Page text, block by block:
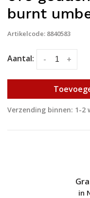
burnt
Artikelcode: 8840583
Aantal: +
-
Verzending binnen: 1-2
in